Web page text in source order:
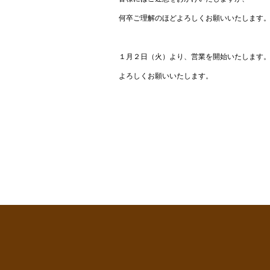
何卒ご理解のほどよろしくお願いいたします。
１月２日（火）より、営業を開始いたします。
よろしくお願いいたします。